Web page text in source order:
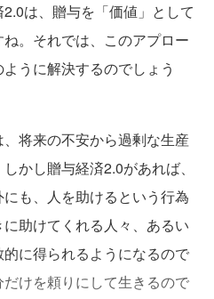
2.0は、贈与を「価値」として
。それでは、このアプロー
うに解決するのでしょう
、将来の不安から過剰な生産
かし贈与経済2.0があれば、
も、人を助けるという行為
助けてくれる人々、あるい
に得られるようになるので
けを頼りにして生きるので